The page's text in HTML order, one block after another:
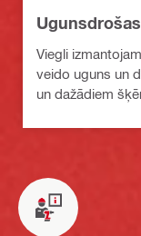
Viegli
veido uguns un
un dažādiem